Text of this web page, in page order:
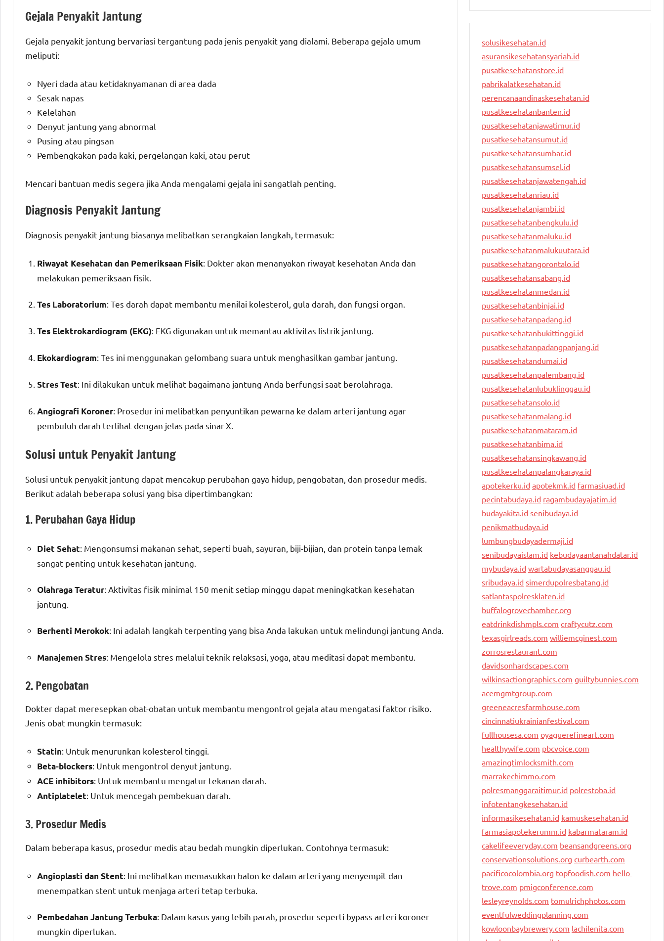
Gejala Penyakit Jantung
Gejala penyakit jantung bervariasi tergantung pada jenis penyakit yang dialami. Beberapa gejala umum
meliputi:
Nyeri dada atau ketidaknyamanan di area dada
Sesak napas
Kelelahan
Denyut jantung yang abnormal
Pusing atau pingsan
Pembengkakan pada kaki, pergelangan kaki, atau perut
Mencari bantuan medis segera jika Anda mengalami gejala ini sangatlah penting.
Diagnosis Penyakit Jantung
Diagnosis penyakit jantung biasanya melibatkan serangkaian langkah, termasuk:
Riwayat Kesehatan dan Pemeriksaan Fisik: Dokter akan menanyakan riwayat kesehatan Anda dan
melakukan pemeriksaan fisik.
Tes Laboratorium: Tes darah dapat membantu menilai kolesterol, gula darah, dan fungsi organ.
Tes Elektrokardiogram (EKG): EKG digunakan untuk memantau aktivitas listrik jantung.
Ekokardiogram: Tes ini menggunakan gelombang suara untuk menghasilkan gambar jantung.
Stres Test: Ini dilakukan untuk melihat bagaimana jantung Anda berfungsi saat berolahraga.
Angiografi Koroner: Prosedur ini melibatkan penyuntikan pewarna ke dalam arteri jantung agar
pembuluh darah terlihat dengan jelas pada sinar-X.
Solusi untuk Penyakit Jantung
Solusi untuk penyakit jantung dapat mencakup perubahan gaya hidup, pengobatan, dan prosedur medis.
Berikut adalah beberapa solusi yang bisa dipertimbangkan:
1. Perubahan Gaya Hidup
Diet Sehat: Mengonsumsi makanan sehat, seperti buah, sayuran, biji-bijian, dan protein tanpa lemak
sangat penting untuk kesehatan jantung.
Olahraga Teratur: Aktivitas fisik minimal 150 menit setiap minggu dapat meningkatkan kesehatan
jantung.
Berhenti Merokok: Ini adalah langkah terpenting yang bisa Anda lakukan untuk melindungi jantung Anda.
Manajemen Stres: Mengelola stres melalui teknik relaksasi, yoga, atau meditasi dapat membantu.
2. Pengobatan
Dokter dapat meresepkan obat-obatan untuk membantu mengontrol gejala atau mengatasi faktor risiko.
Jenis obat mungkin termasuk:
Statin: Untuk menurunkan kolesterol tinggi.
Beta-blockers: Untuk mengontrol denyut jantung.
ACE inhibitors: Untuk membantu mengatur tekanan darah.
Antiplatelet: Untuk mencegah pembekuan darah.
3. Prosedur Medis
Dalam beberapa kasus, prosedur medis atau bedah mungkin diperlukan. Contohnya termasuk:
Angioplasti dan Stent: Ini melibatkan memasukkan balon ke dalam arteri yang menyempit dan
menempatkan stent untuk menjaga arteri tetap terbuka.
Pembedahan Jantung Terbuka: Dalam kasus yang lebih parah, prosedur seperti bypass arteri koroner
mungkin diperlukan.
solusikesehatan.id
asuransikesehatansyariah.id
pusatkesehatanstore.id
pabrikalatkesehatan.id
perencanaandinaskesehatan.id
pusatkesehatanbanten.id
pusatkesehatanjawatimur.id
pusatkesehatansumut.id
pusatkesehatansumbar.id
pusatkesehatansumsel.id
pusatkesehatanjawatengah.id
pusatkesehatanriau.id
pusatkesehatanjambi.id
pusatkesehatanbengkulu.id
pusatkesehatanmaluku.id
pusatkesehatanmalukuutara.id
pusatkesehatangorontalo.id
pusatkesehatansabang.id
pusatkesehatanmedan.id
pusatkesehatanbinjai.id
pusatkesehatanpadang.id
pusatkesehatanbukittinggi.id
pusatkesehatanpadangpanjang.id
pusatkesehatandumai.id
pusatkesehatanpalembang.id
pusatkesehatanlubuklinggau.id
pusatkesehatansolo.id
pusatkesehatanmalang.id
pusatkesehatanmataram.id
pusatkesehatanbima.id
pusatkesehatansingkawang.id
pusatkesehatanpalangkaraya.id
apotekerku.id apotekmk.id farmasiuad.id
pecintabudaya.id ragambudayajatim.id
budayakita.id senibudaya.id
penikmatbudaya.id
lumbungbudayadermaji.id
senibudayaislam.id kebudayaantanahdatar.id
mybudaya.id wartabudayasanggau.id
sribudaya.id simerdupolresbatang.id
satlantaspolresklaten.id
buffalogrovechamber.org
eatdrinkdishmpls.com craftycutz.com
texasgirlreads.com williemcginest.com
zorrosrestaurant.com
davidsonhardscapes.com
wilkinsactiongraphics.com guiltybunnies.com
acemgmtgroup.com
greeneacresfarmhouse.com
cincinnatiukrainianfestival.com
fullhousesa.com oyaguerefineart.com
healthywife.com pbcvoice.com
amazingtimlocksmith.com
marrakechimmo.com
polresmanggaraitimur.id polrestoba.id
infotentangkesehatan.id
informasikesehatan.id kamuskesehatan.id
farmasiapotekerumm.id kabarmataram.id
cakelifeeveryday.com beansandgreens.org
conservationsolutions.org curbearth.com
pacificocolombia.org topfoodish.com hello-
trove.com pmigconference.com
lesleyreynolds.com tomulrichphotos.com
eventfulweddingplanning.com
kowloonbaybrewery.com lachilenita.com